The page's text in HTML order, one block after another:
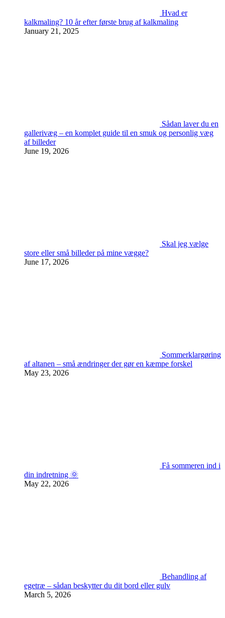
Hvad er
kalkmaling? 10 år efter første brug af kalkmaling
January 21, 2025
Sådan laver du en
gallerivæg – en komplet guide til en smuk og personlig væg
af billeder
June 19, 2026
Skal jeg vælge
store eller små billeder på mine vægge?
June 17, 2026
Sommerklargøring
af altanen – små ændringer der gør en kæmpe forskel
May 23, 2026
Få sommeren ind i
din indretning 🌞
May 22, 2026
Behandling af
egetræ – sådan beskytter du dit bord eller gulv
March 5, 2026